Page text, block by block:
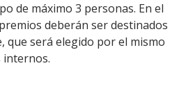
de máximo 3 personas. En el
deberán ser destinados
que será elegido por el mismo